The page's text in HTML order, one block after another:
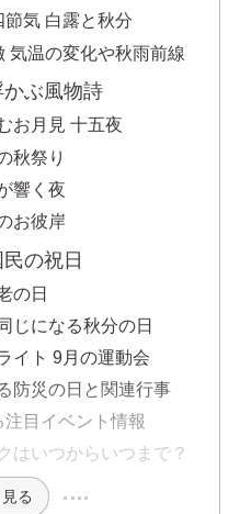
気 白露と秋分
気温の変化や秋雨前線
ぶ風物詩
お月見 十五夜
秋祭り
響く夜
お彼岸
の祝日
の日
じになる秋分の日
イト 9月の運動会
防災の日と関連行事
目イベント情報
はいつからいつまで？
る